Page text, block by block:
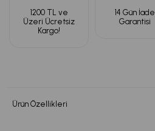
1200 TL ve
Üzeri Ücretsiz
Kargo!
14 Gün İade
Garantisi
Ürün Özellikleri